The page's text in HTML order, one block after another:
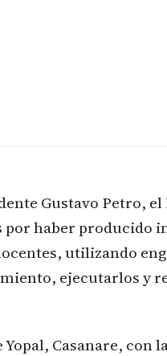
Gustavo Petro, el
por haber producido
utilizando
ejecutarlos y
Casanare, con